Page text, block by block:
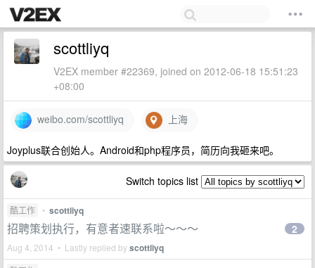
scottliyq
V2EX member #22369, joined on 2012-06-18 15:51:23
+08:00
weibo.com/scottliyq 上海
Joyplus联合创始人。Android和php程序员，简历向我砸来吧。
Switch topics list
酷工作 • scottliyq
招聘策划执行，有意者速联系啦～～～
Aug 4, 2014 • Lastly replied byscottliyq
2